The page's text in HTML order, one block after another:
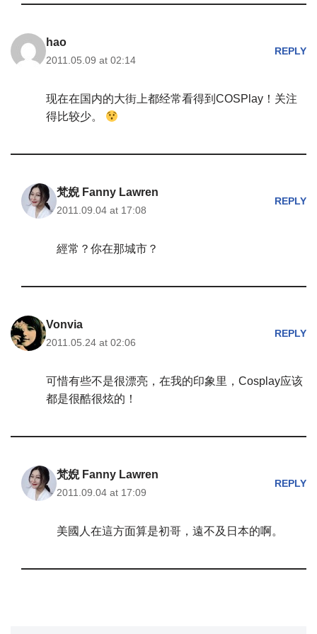
hao
2011.05.09 at 02:14
REPLY
现在在国内的大街上都经常看得到COSPlay！关注
得比较少。
梵婗 Fanny Lawren
2011.09.04 at 17:08
REPLY
經常？你在那城市？
Vonvia
2011.05.24 at 02:06
REPLY
可惜有些不是很漂亮，在我的印象里，Cosplay应该
都是很酷很炫的！
梵婗 Fanny Lawren
2011.09.04 at 17:09
REPLY
美國人在這方面算是初哥，遠不及日本的啊。